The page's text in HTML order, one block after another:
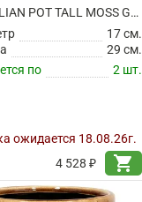
ВАЗА JULIAN POT TALL MOSS GREEN
17 см.
29 см.
по
2 шт.
ожидается 18.08.26г.
4 528 ₽
shopping_cart